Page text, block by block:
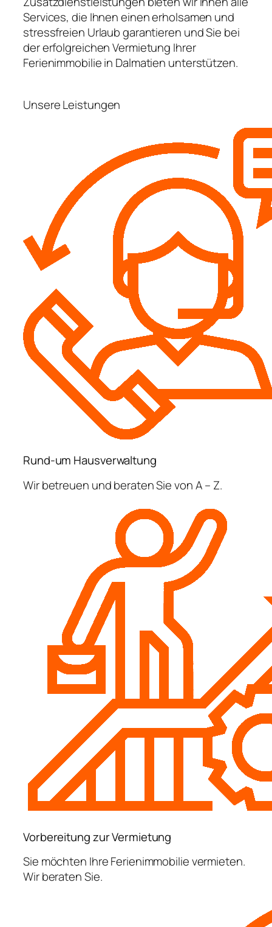
Services, die Ihnen einen erholsamen und
stressfreien Urlaub garantieren und Sie bei
der erfolgreichen Vermietung Ihrer
Ferienimmobilie in Dalmatien unterstützen.
Unsere Leistungen
Rund-um Hausverwaltung
Wir betreuen und beraten Sie von A – Z.
Vorbereitung zur Vermietung
Sie möchten Ihre Ferienimmobilie vermieten.
Wir beraten Sie.